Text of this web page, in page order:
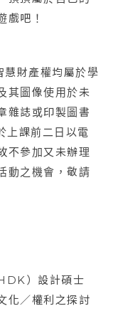
戲吧！
慧財產權均屬於學
其圖像使用於未
雜誌或印製圖書
上課前二日以電
不參加又未辦理
動之機會，敬請
）設計碩士
化／權利之探討